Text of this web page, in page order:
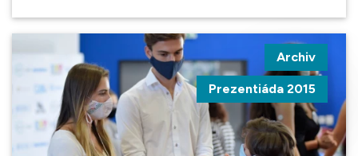
Archiv
Prezentiáda 2015